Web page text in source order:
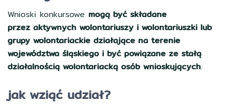
Wnioski konkursowe mogą być składane
przez aktywnych wolontariuszy i wolontariuszki lub
grupy wolontariackie działające na terenie
województwa śląskiego i być powiązane ze stałą
działalnością wolontariacką osób wnioskujących.
jak wziąć udział?